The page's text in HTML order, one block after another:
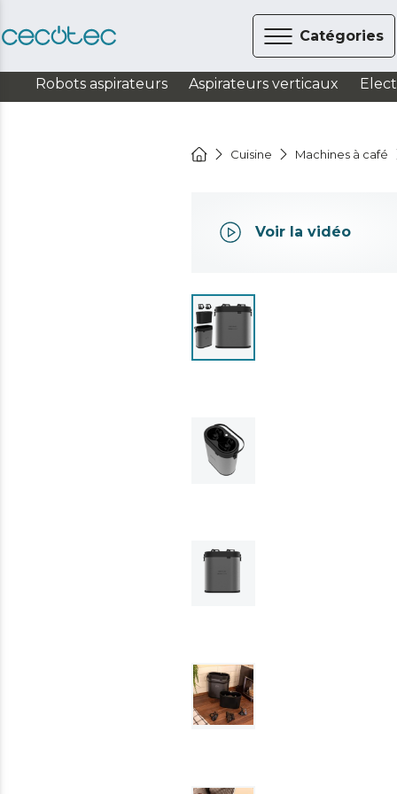
Catégories
Robots aspirateurs Aspirateurs verticaux
Cuisine Machines à café
Voir la vidéo